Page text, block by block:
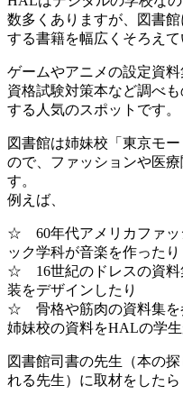
数多くありますが、図書
する書籍を幅広くそろえて
ゲームやアニメの設定資
資格試験対策本など調べ
する人気のスポットです。
図書館は姉妹校「東京モ
ので、ファッションや医
す。
例えば、
☆ 60年代アメリカファッ
ック学科が音楽を作ったり
☆ 16世紀のドレスの資料
装をデザインしたり
☆ 骨格や筋肉の資料集を
姉妹校の資料をHALの学生
図書館司書の先生（本の
れる先生）に取材をしたら